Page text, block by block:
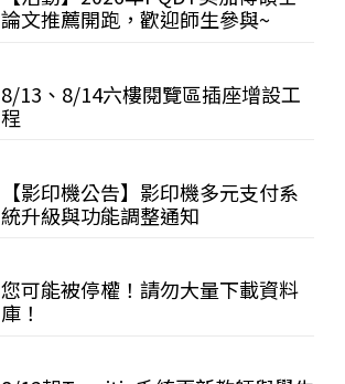
論文推薦開跑，歡迎師生參與~
8/13、8/14六樓閱覽區插座增設工
程
【影印機公告】影印機多元支付系
統升級與功能調整通知
您可能被停權！請勿大量下載資料
庫！